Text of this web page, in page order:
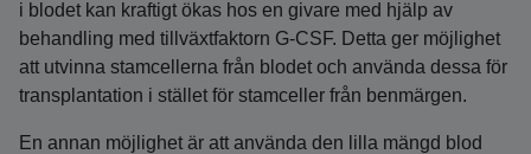
i blodet kan kraftigt ökas hos en givare med hjälp av
behandling med tillväxtfaktorn G-CSF. Detta ger möjlighet
att utvinna stamcellerna från blodet och använda dessa för
transplantation i stället för stamceller från benmärgen.
En annan möjlighet är att använda den lilla mängd blod